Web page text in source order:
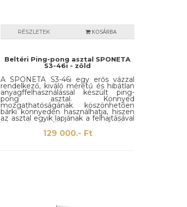
RÉSZLETEK KOSÁRBA
Beltéri Ping-pong asztal SPONETA
S3-46i - zöld
A SPONETA S3-46i egy erős vázzal
rendelkező, kiváló méretű és hibátlan
anyagffelhasználással készült ping-
pong asztal. Könnyed
mozgathatóságának köszönhetően
bárki könnyedén használhatja, hiszen
az asztal egyik lapjának a felhajtásával
lehetőség nyílik az egyszemélyes
jáátékra. Mivel az asztal teljes
mértékben Németországban készült,
129 000.- Ft